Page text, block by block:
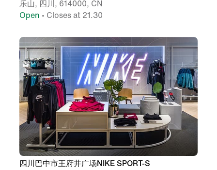
乐山, 四川, 614000, CN
Open • Closes at 21.30
四川巴中市王府井广场NIKE SPORT-S